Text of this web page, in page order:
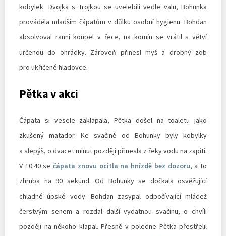
kobylek. Dvojka s Trojkou se uvelebili vedle valu, Bohunka
prováděla mladším čápatům v důlku osobní hygienu. Bohdan
absolvoval ranní koupel v řece, na komín se vrátil s větví
určenou do ohrádky. Zároveň přinesl myš a drobný zob
pro ukřičené hladovce.
Pětka v akci
Čápata si vesele zaklapala, Pětka došel na toaletu jako
zkušený matador. Ke svačině od Bohunky byly kobylky
a slepýš, o dvacet minut později přinesla z řeky vodu na zapití.
V 10:40 sečápata znovu ocitla na hnízdě bez dozoru, a to
zhruba na 90 sekund. Od Bohunky se dočkala osvěžující
chladné úpské vody. Bohdan zasypal odpočívající mládež
čerstvým senem a rozdal další vydatnou svačinu, o chvíli
později na někoho klapal. Přesně v poledne Pětka přestřelil